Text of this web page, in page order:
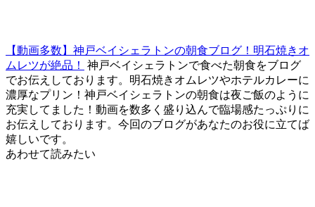
【動画多数】神戸ベイシェラトンの朝食ブログ！明石焼きオ
ムレツが絶品！
神戸ベイシェラトンで食べた朝食をブログ
でお伝えしております。明石焼きオムレツやホテルカレーに
濃厚なプリン！神戸ベイシェラトンの朝食は夜ご飯のように
充実してました！動画を数多く盛り込んで臨場感たっぷりに
お伝えしております。今回のブログがあなたのお役に立てば
嬉しいです。
あわせて読みたい